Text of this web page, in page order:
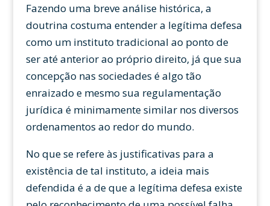
Fazendo uma breve análise histórica, a
doutrina costuma entender a legítima defesa
como um instituto tradicional ao ponto de
ser até anterior ao próprio direito, já que sua
concepção nas sociedades é algo tão
enraizado e mesmo sua regulamentação
jurídica é minimamente similar nos diversos
ordenamentos ao redor do mundo.
No que se refere às justificativas para a
existência de tal instituto, a ideia mais
defendida é a de que a legítima defesa existe